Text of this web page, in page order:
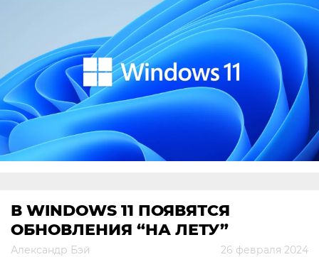
В WINDOWS 11 ПОЯВЯТСЯ
ОБНОВЛЕНИЯ “НА ЛЕТУ”
Александр Бэй 26 февраля 2024